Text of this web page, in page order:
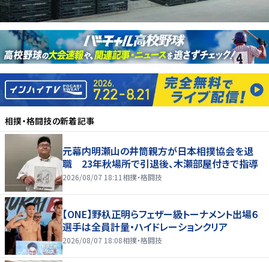
相撲・格闘技の新着記事
元幕内明瀬山の井筒親方が日本相撲協会を退
職 23年秋場所で引退後、木瀬部屋付きで指導
2026/08/07 18:11 相撲・格闘技
【ONE】野杁正明らフェザー級トーナメント出場６
選手は全員計量・ハイドレーションクリア
2026/08/07 18:08相撲・格闘技